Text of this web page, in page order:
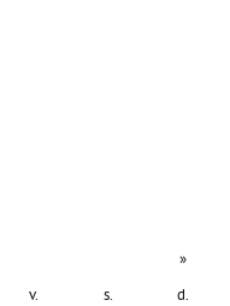
»
v. s. d.